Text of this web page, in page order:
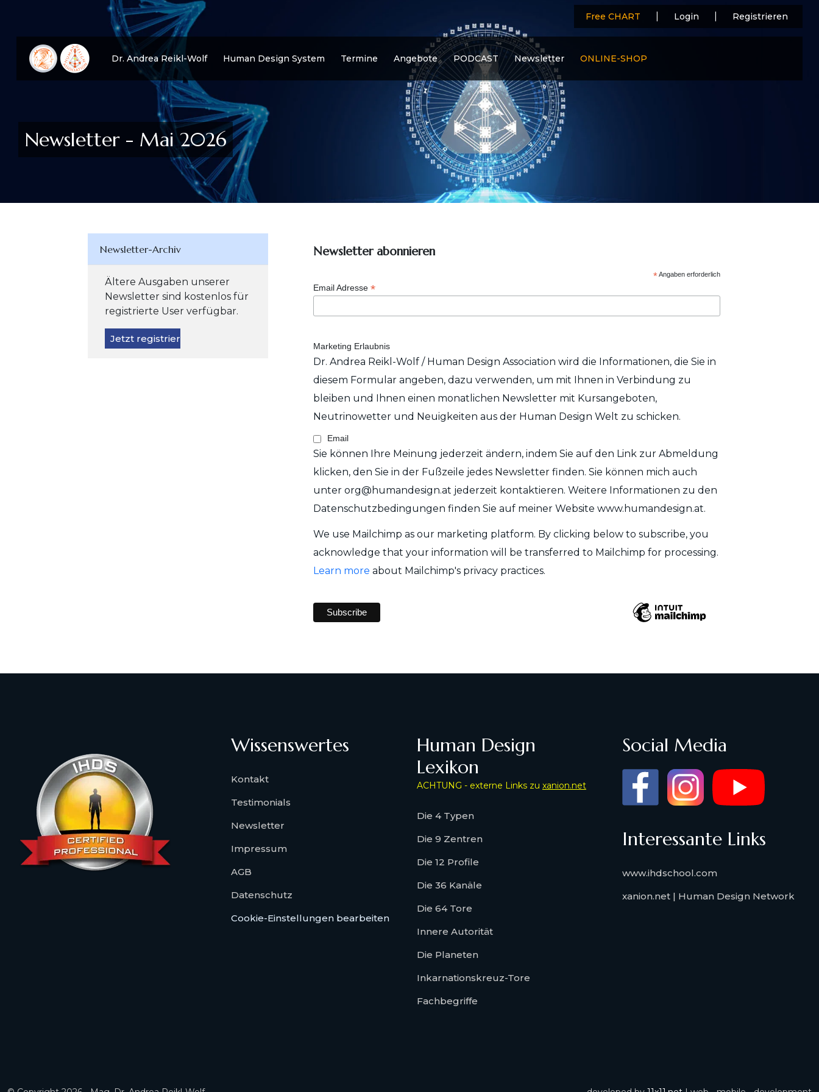
Dr. Andrea Reikl-Wolf Human Design System Termine Angebote PODCAST Newsletter ONLINE-SHOP
Free CHART Login Registrieren
Newsletter - Mai 2026
Newsletter-Archiv
Ältere Ausgaben unserer
Newsletter sind kostenlos für
registrierte User verfügbar.
Jetzt registrieren
Newsletter abonnieren
*Angaben erforderlich
Email Adresse *
Marketing Erlaubnis
Dr. Andrea Reikl-Wolf / Human Design Association wird die Informationen, die Sie in
diesem Formular angeben, dazu verwenden, um mit Ihnen in Verbindung zu
bleiben und Ihnen einen monatlichen Newsletter mit Kursangeboten,
Neutrinowetter und Neuigkeiten aus der Human Design Welt zu schicken.
Email
Sie können Ihre Meinung jederzeit ändern, indem Sie auf den Link zur Abmeldung
klicken, den Sie in der Fußzeile jedes Newsletter finden. Sie können mich auch
unter org@humandesign.at jederzeit kontaktieren. Weitere Informationen zu den
Datenschutzbedingungen finden Sie auf meiner Website www.humandesign.at.
We use Mailchimp as our marketing platform. By clicking below to subscribe, you
acknowledge that your information will be transferred to Mailchimp for processing.
Learn more about Mailchimp's privacy practices.
Wissenswertes
Kontakt
Testimonials
Newsletter
Impressum
AGB
Datenschutz
Cookie-Einstellungen bearbeiten
Human Design
Lexikon
ACHTUNG - externe Links zu xanion.net
Die 4 Typen
Die 9 Zentren
Die 12 Profile
Die 36 Kanäle
Die 64 Tore
Innere Autorität
Die Planeten
Inkarnationskreuz-Tore
Fachbegriffe
Social Media
Interessante Links
www.ihdschool.com
xanion.net | Human Design Network